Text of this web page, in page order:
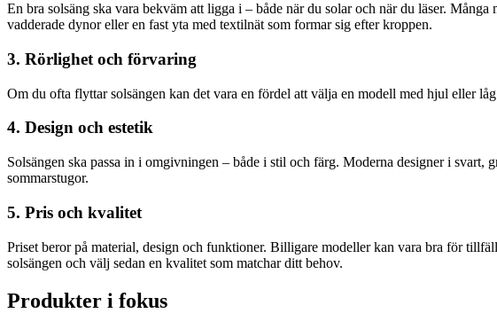
En bra solsäng ska vara bekväm att ligga i – både när du solar och när du läser.
vadderade dynor eller en fast yta med textilnät som formar sig efter kroppen.
3. Rörlighet och förvaring
Om du ofta flyttar solsängen kan det vara en fördel att välja en modell med hjul eller
4. Design och estetik
Solsängen ska passa in i omgivningen – både i stil och färg. Moderna designer i svart,
sommarstugor.
5. Pris och kvalitet
Priset beror på material, design och funktioner. Billigare modeller kan vara bra för
solsängen och välj sedan en kvalitet som matchar ditt behov.
Produkter i fokus